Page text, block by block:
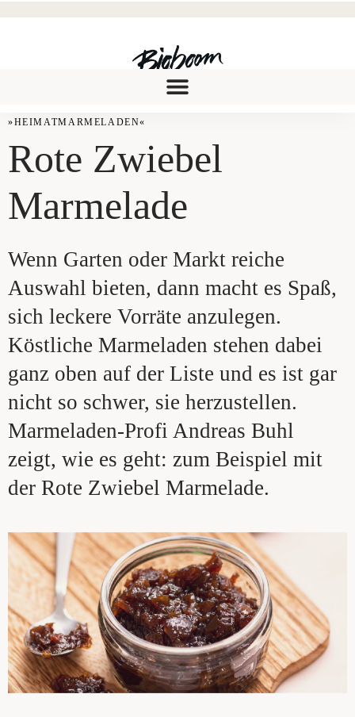
»HEI­MAT­MAR­ME­LA­DEN«
Rote Zwie­bel
Marmelade
Wenn Garten oder Markt reiche
Auswahl bieten, dann macht es Spaß,
sich leckere Vorräte anzulegen.
Köstliche Marmeladen stehen dabei
ganz oben auf der Liste und es ist gar
nicht so schwer, sie herzustellen.
Marmeladen-Profi Andreas Buhl
zeigt, wie es geht: zum Beispiel mit
der Rote Zwiebel Marmelade.